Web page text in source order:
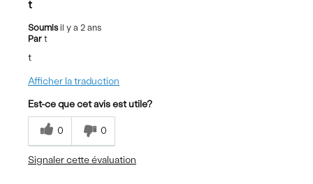
t
Soumisil y a 2 ans
Par t
t
Afficher la traduction
Est-ce que cet avis est utile?
0 0
Signaler cette évaluation